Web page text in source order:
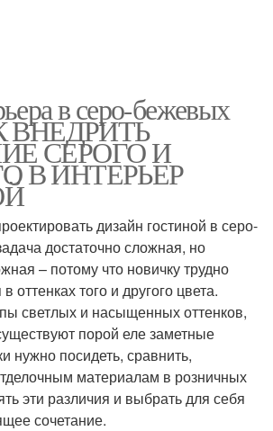
в серо-бежевых
ВНЕДРИТЬ
СЕРОГО И
В ИНТЕРЬЕР
дизайн гостиной в серо-
достаточно сложная, но
– потому что новичку трудно
оттенках того и другого цвета.
светлых и насыщенных оттенков,
порой еле заметные
нужно посидеть, сравнить,
материалам в розничных
эти различия и выбрать для себя
сочетание.